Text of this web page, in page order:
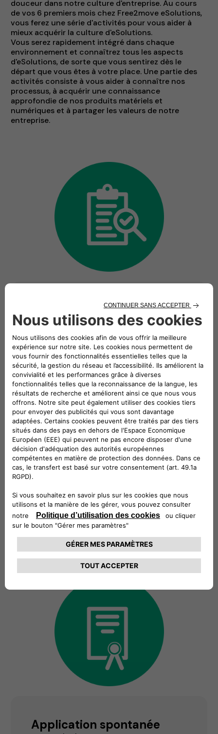
douceur dans notre culture d'entreprise. Au cours
de vos 6 premiers mois chez Free2move eSolutions,
vous ferez une série d'activités pour vous aider à
mieux acquérir la culture d'eSolutions.
Vous serez rapidement intégré dans chaque
environnement et connaîtrez tous les aspects
d'eSolutions, de sorte que vous sentirez dès le
départ que vous êtes à votre place. Une partie des
activités consiste à vous aider à connaître nos
processus, à acquérir une connaissance
approfondie de nos produits matériels et
numériques et à partager les valeurs de notre
entreprise.
Prêt à participer à quelque
chose de plus grand ?
Nous sommes toujours à la
recherche de talents !
Découvrez nos postes à pourvoir et
rejoignez notre communauté de
talents. Chez Free2move eSolutions,
nous célébrons la diversité et
l'inclusion. Nous pensons que chaque
voix compte et nous recherchons
activement des personnes de tous
horizons pour rejoindre notre équipe.
Quels que soient votre culture, votre
sexe, vos capacités ou votre identité,
vous trouverez ici l'égalité des
accueillante.
En savoir plus
Application spontanée